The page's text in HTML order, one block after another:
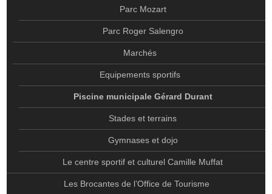
MARCHÉS
EQUIPEMENTS SPORTIFS
STADES ET TERRAINS
GYMNASES ET DOJO
LES BROCANTES DE L’OFFICE DE TOURISME
TOUS DROITS RÉSERVÉS
CRÉDITS
Parc Mozart
Parc Roger Salengro
Marchés
Equipements sportifs
Piscine municipale Gérard Durant
Stades et terrains
Gymnases et dojo
Le centre sportif et culturel Camille Muffat
Les Brocantes de l’Office de Tourisme